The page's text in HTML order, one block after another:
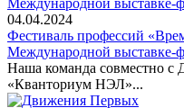
04.04.2024
Фестиваль профессий
Международной выставке-
Наша команда совместно с
«Кванториум НЭЛ»...